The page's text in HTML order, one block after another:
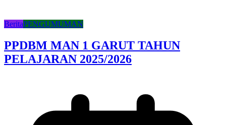
BeritaPENGUMUMAN
PPDBM MAN 1 GARUT TAHUN
PELAJARAN 2025/2026